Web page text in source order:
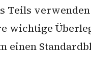
Teils
wichtige
einen